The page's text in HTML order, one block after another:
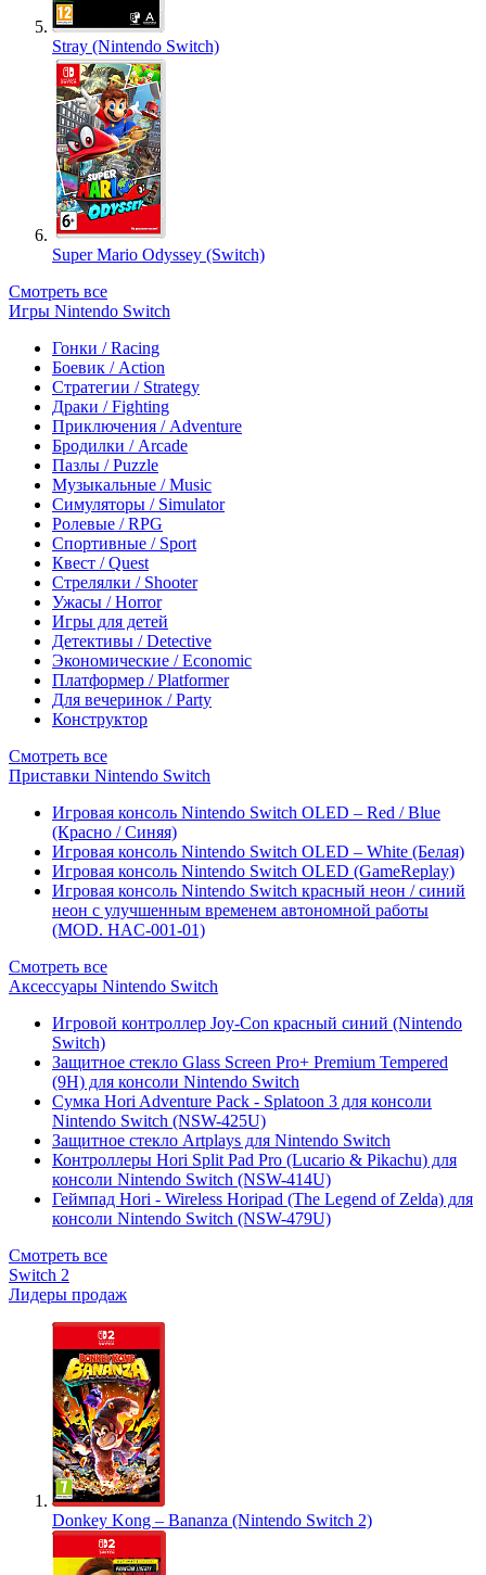
Stray (Nintendo Switch)
Super Mario Odyssey (Switch)
Смотреть все
Игры Nintendo Switch
Гонки / Racing
Боевик / Action
Стратегии / Strategy
Драки / Fighting
Приключения / Adventure
Бродилки / Arcade
Пазлы / Puzzle
Музыкальные / Music
Симуляторы / Simulator
Ролевые / RPG
Спортивные / Sport
Квест / Quest
Стрелялки / Shooter
Ужасы / Horror
Игры для детей
Детективы / Detective
Экономические / Economic
Платформер / Platformer
Для вечеринок / Party
Конструктор
Смотреть все
Приставки Nintendo Switch
Игровая консоль Nintendo Switch OLED – Red / Blue
(Красно / Синяя)
Игровая консоль Nintendo Switch OLED – White (Белая)
Игровая консоль Nintendo Switch OLED (GameReplay)
Игровая консоль Nintendo Switch красный неон / синий
неон с улучшенным временем автономной работы
(MOD. HAC-001-01)
Смотреть все
Аксессуары Nintendo Switch
Игровой контроллер Joy-Con красный синий (Nintendo
Switch)
Защитное стекло Glass Screen Pro+ Premium Tempered
(9H) для консоли Nintendo Switch
Сумка Hori Adventure Pack - Splatoon 3 для консоли
Nintendo Switch (NSW-425U)
Защитное стекло Artplays для Nintendo Switch
Контроллеры Hori Split Pad Pro (Lucario & Pikachu) для
консоли Nintendo Switch (NSW-414U)
Геймпад Hori - Wireless Horipad (The Legend of Zelda) для
консоли Nintendo Switch (NSW-479U)
Смотреть все
Switch 2
Лидеры продаж
Donkey Kong – Bananza (Nintendo Switch 2)